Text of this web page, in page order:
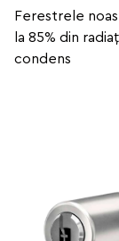
Ferestrele
la 85% din
condens